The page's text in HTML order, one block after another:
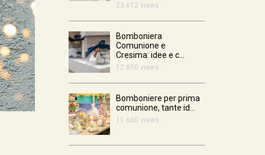
23.612 views
Bomboniera
Comunione e
Cresima: idee e c...
12.850 views
Bomboniere per prima
comunione, tante id...
11.600 views